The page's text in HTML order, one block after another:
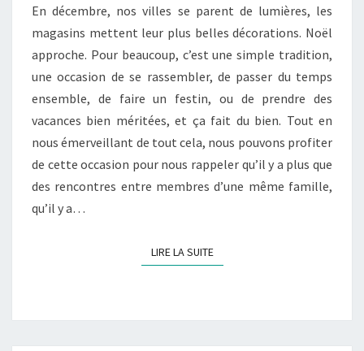
En décembre, nos villes se parent de lumières, les
magasins mettent leur plus belles décorations. Noël
approche. Pour beaucoup, c’est une simple tradition,
une occasion de se rassembler, de passer du temps
ensemble, de faire un festin, ou de prendre des
vacances bien méritées, et ça fait du bien. Tout en
nous émerveillant de tout cela, nous pouvons profiter
de cette occasion pour nous rappeler qu’il y a plus que
des rencontres entre membres d’une même famille,
qu’il y a…
LIRE LA SUITELIRE LA SUITE